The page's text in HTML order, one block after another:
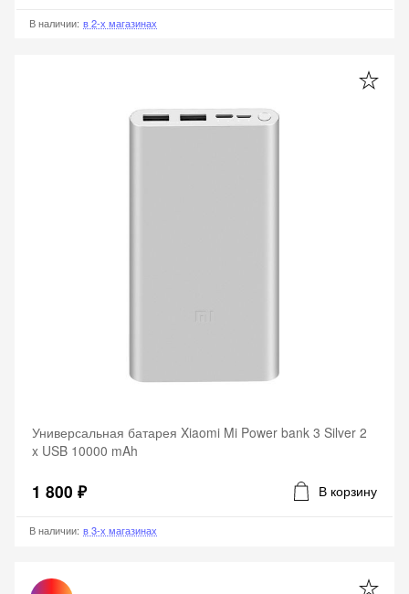
В наличии: в 2-х магазинах
Универсальная батарея Xiaomi Mi Power bank 3 Silver 2
x USB 10000 mAh
1 800 ₽ В корзину
В наличии: в 3-х магазинах